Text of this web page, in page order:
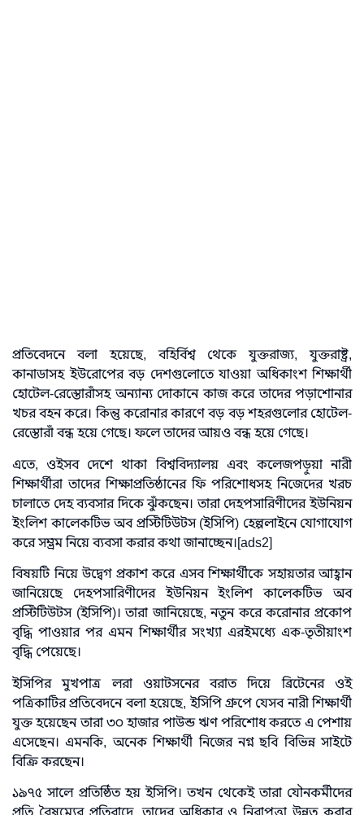
প্রতিবেদনে বলা হয়েছে, বহির্বিশ্ব থেকে যুক্তরাজ্য, যুক্তরাষ্ট্র,
কানাডাসহ ইউরোপের বড় দেশগুলোতে যাওয়া অধিকাংশ শিক্ষার্থী
হোটেল-রেস্তোরাঁসহ অন্যান্য দোকানে কাজ করে তাদের পড়াশোনার
খচর বহন করে। কিন্তু করোনার কারণে বড় বড় শহরগুলোর হোটেল-
রেস্তোরাঁ বন্ধ হয়ে গেছে। ফলে তাদের আয়ও বন্ধ হয়ে গেছে।
এতে, ওইসব দেশে থাকা বিশ্ববিদ্যালয় এবং কলেজপড়ুয়া নারী
শিক্ষার্থীরা তাদের শিক্ষাপ্রতিষ্ঠানের ফি পরিশোধসহ নিজেদের খরচ
চালাতে দেহ ব্যবসার দিকে ঝুঁকছেন। তারা দেহপসারিণীদের ইউনিয়ন
ইংলিশ কালেকটিভ অব প্রস্টিটিউটস (ইসিপি) হেল্পলাইনে যোগাযোগ
করে সম্ভ্রম নিয়ে ব্যবসা করার কথা জানাচ্ছেন।[ads2]
বিষয়টি নিয়ে উদ্বেগ প্রকাশ করে এসব শিক্ষার্থীকে সহায়তার আহ্বান
জানিয়েছে দেহপসারিণীদের ইউনিয়ন ইংলিশ কালেকটিভ অব
প্রস্টিটিউটস (ইসিপি)। তারা জানিয়েছে, নতুন করে করোনার প্রকোপ
বৃদ্ধি পাওয়ার পর এমন শিক্ষার্থীর সংখ্যা এরইমধ্যে এক-তৃতীয়াংশ
বৃদ্ধি পেয়েছে।
ইসিপির মুখপাত্র লরা ওয়াটসনের বরাত দিয়ে ব্রিটেনের ওই
পত্রিকাটির প্রতিবেদনে বলা হয়েছে, ইসিপি গ্রুপে যেসব নারী শিক্ষার্থী
যুক্ত হয়েছেন তারা ৩০ হাজার পাউন্ড ঋণ পরিশোধ করতে এ পেশায়
এসেছেন। এমনকি, অনেক শিক্ষার্থী নিজের নগ্ন ছবি বিভিন্ন সাইটে
বিক্রি করছেন।
১৯৭৫ সালে প্রতিষ্ঠিত হয় ইসিপি। তখন থেকেই তারা যৌনকর্মীদের